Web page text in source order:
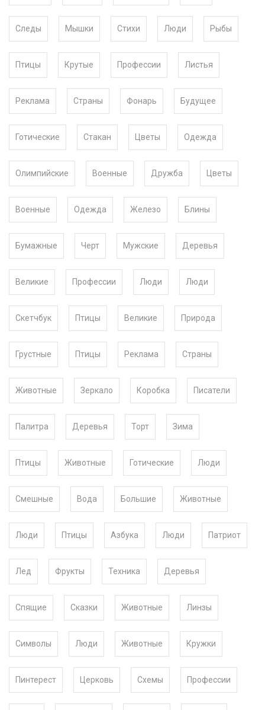
Следы Мышки Стихи Люди Рыбы
Птицы Крутые Профессии Листья
Реклама Страны Фонарь Будущее
Готические Стакан Цветы Одежда
Олимпийские Военные Дружба Цветы
Военные Одежда Железо Блины
Бумажные Черт Мужские Деревья
Великие Профессии Люди Люди
Скетчбук Птицы Великие Природа
Грустные Птицы Реклама Страны
Животные Зеркало Коробка Писатели
Палитра Деревья Торт Зима
Птицы Животные Готические Люди
Смешные Вода Большие Животные
Люди Птицы Азбука Люди Патриот
Лед Фрукты Техника Деревья
Спящие Сказки Животные Линзы
Символы Люди Животные Кружки
Пинтерест Церковь Схемы Профессии